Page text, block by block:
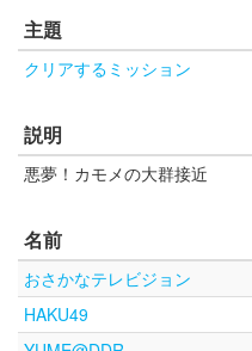
主題
クリアするミッション
説明
悪夢！カモメの大群接近
名前
おさかなテレビジョン
HAKU49